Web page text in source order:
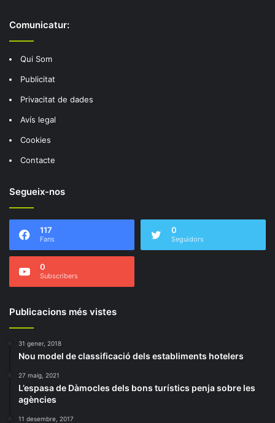
Comunicatur:
Qui Som
Publicitat
Privacitat de dades
Avís legal
Cookies
Contacte
Segueix-nos
117
Fans
0
Seguidors
0
Subscribers
Publicacions més vistes
31 gener, 2018
Nou model de classificació dels establiments hotelers
27 maig, 2021
L’espasa de Dàmocles dels bons turístics penja sobre les
agències
11 desembre, 2017